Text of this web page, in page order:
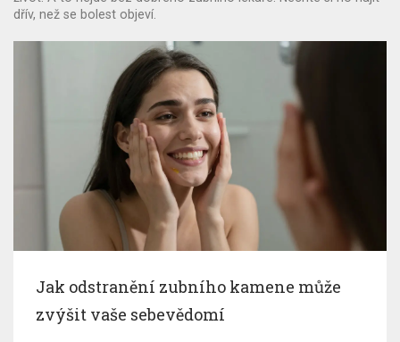
dřív, než se bolest objeví.
Jak odstranění zubního kamene může
zvýšit vaše sebevědomí